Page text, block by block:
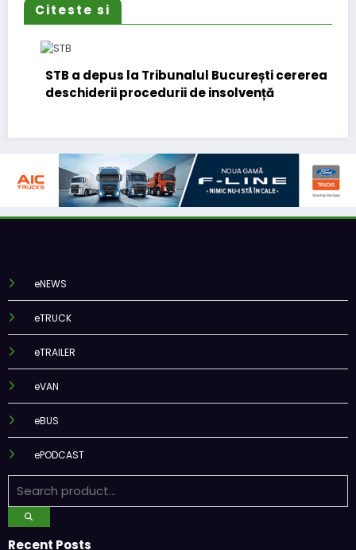
Citeste si
STB a depus la Tribunalul București cererea
deschiderii procedurii de insolvență
eNEWS
eTRUCK
eTRAILER
eVAN
eBUS
ePODCAST
Recent Posts